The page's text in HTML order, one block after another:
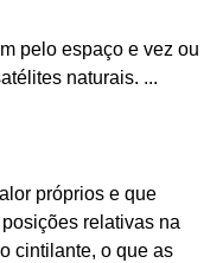
pelo espaço e vez ou
naturais. ...
próprios e que
relativas na
cintilante, o que as